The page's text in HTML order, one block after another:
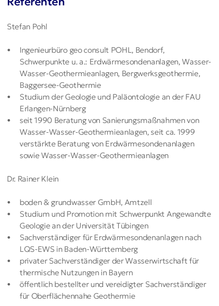
Stefan Pohl
Ingenieurbüro geo consult POHL, Bendorf,
Schwerpunkte u. a.: Erdwärmesondenanlagen, Wasser-
Wasser-Geothermieanlagen, Bergwerksgeothermie,
Baggersee-Geothermie
Studium der Geologie und Paläontologie an der FAU
Erlangen-Nürnberg
seit 1990 Beratung von Sanierungsmaßnahmen von
Wasser-Wasser-Geothermieanlagen, seit ca. 1999
verstärkte Beratung von Erdwärmesondenanlagen
sowie Wasser-Wasser-Geothermieanlagen
Dr. Rainer Klein
boden & grundwasser GmbH, Amtzell
Studium und Promotion mit Schwerpunkt Angewandte
Geologie an der Universität Tübingen
Sachverständiger für Erdwärmesondenanlagen nach
LQS-EWS in Baden-Württemberg
privater Sachverständiger der Wasserwirtschaft für
thermische Nutzungen in Bayern
öffentlich bestellter und vereidigter Sachverständiger
für Oberflächennahe Geothermie